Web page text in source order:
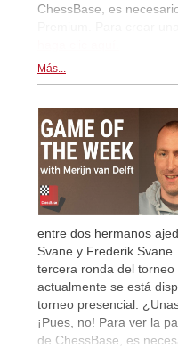
ChessBase, es
Más...
entre dos hermanos
Svane y Frederik
tercera ronda del
actualmente se está
torneo presencial.
¡Pues, no! Para ver la
de ChessBase, es